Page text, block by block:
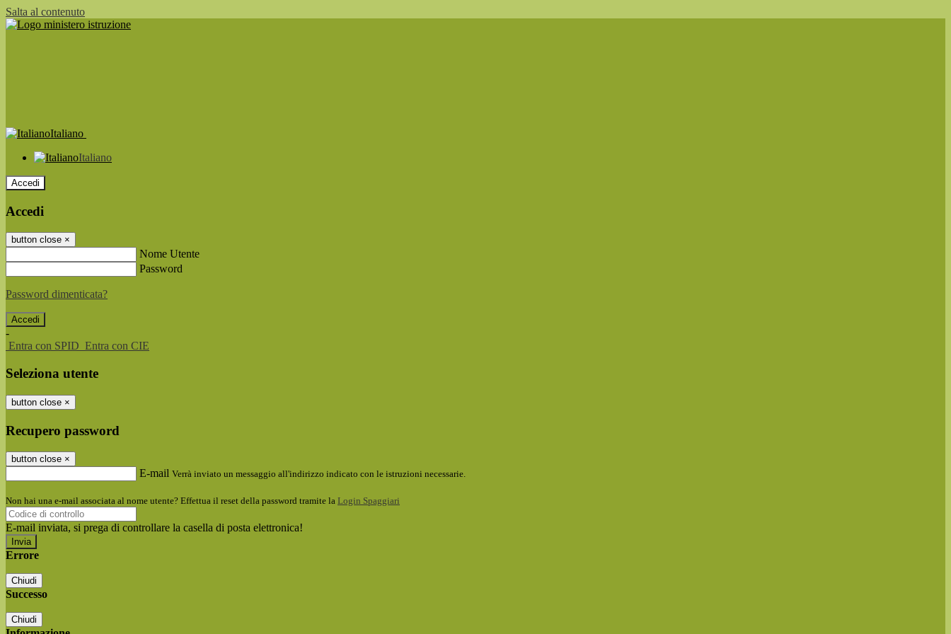
Salta al contenuto
Italiano
Italiano
Accedi
Accedi
button close ×
Nome Utente
Password
Password dimenticata?
-
Entra con SPID Entra con CIE
Seleziona utente
button close ×
Recupero password
button close ×
E-mail Verrà inviato un messaggio all'indirizzo indicato con le istruzioni necessarie.
Non hai una e-mail associata al nome utente? Effettua il reset della password tramite la Login Spaggiari
E-mail inviata, si prega di controllare la casella di posta elettronica!
Errore
Chiudi
Successo
Chiudi